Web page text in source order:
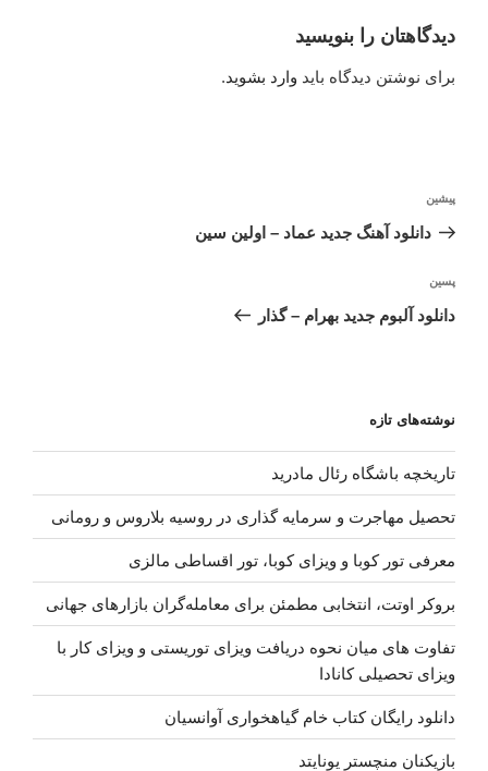
دیدگاهتان را بنویسید
برای نوشتن دیدگاه باید وارد بشوید.
نوشته
قبلی
پیشین
دانلود آهنگ جدید عماد – اولین سین
نوشته‌ٔ
بعدی
پسین
دانلود آلبوم جدید بهرام – گذار
نوشته‌های تازه
تاریخچه باشگاه رئال مادرید
تحصیل مهاجرت و سرمایه گذاری در روسیه بلاروس و رومانی
معرفی تور کوبا و ویزای کوبا، تور اقساطی مالزی
بروکر اوتت، انتخابی مطمئن برای معامله‌گران بازارهای جهانی
تفاوت های میان نحوه دریافت ویزای توریستی و ویزای کار با
ویزای تحصیلی کانادا
دانلود رایگان کتاب خام گیاهخواری آوانسیان
بازیکنان منچستر یونایتد